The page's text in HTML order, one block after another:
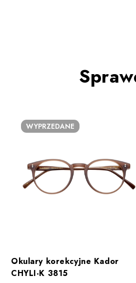
WYPRZEDANE
Okulary korekcyjne Kador
CHYLI-K 3815